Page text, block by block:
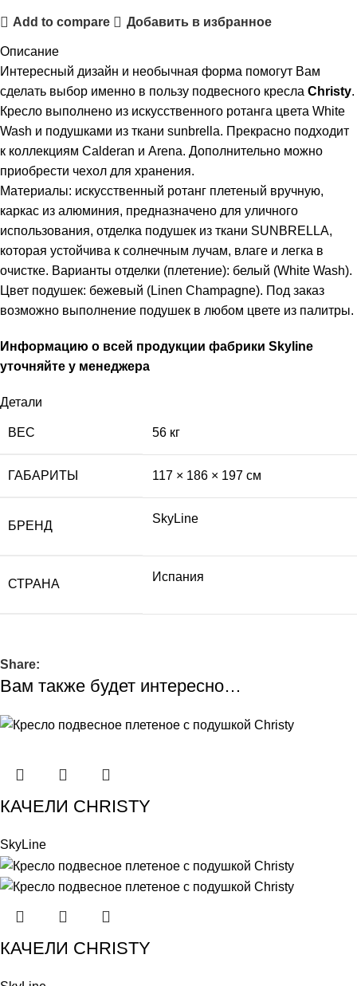
Add to compare Добавить в избранное
Описание
Интересный дизайн и необычная форма помогут Вам
сделать выбор именно в пользу подвесного кресла Christy.
Кресло выполнено из искусственного ротанга цвета White
Wash и подушками из ткани sunbrella. Прекрасно подходит
к коллекциям Сalderan и Arena. Дополнительно можно
приобрести чехол для хранения.
Материалы: искусственный ротанг плетеный вручную,
каркас из алюминия, предназначено для уличного
использования, отделка подушек из ткани SUNBRELLA,
которая устойчива к солнечным лучам, влаге и легка в
очистке. Варианты отделки (плетение): белый (White Wash).
Цвет подушек: бежевый (Linen Champagne). Под заказ
возможно выполнение подушек в любом цвете из палитры.
Информацию о всей продукции фабрики Skyline
уточняйте у менеджера
Детали
ВЕС 56 кг
ГАБАРИТЫ 117 × 186 × 197 см
БРЕНД
SkyLine
СТРАНА
Испания
Share:
Вам также будет интересно…
КАЧЕЛИ CHRISTY
SkyLine
КАЧЕЛИ CHRISTY